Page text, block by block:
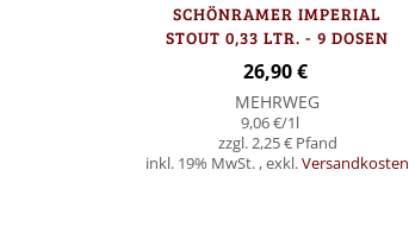
SCHÖNRAMER IMPERIAL
STOUT 0,33 LTR. - 9 DOSEN
26,90 €
MEHRWEG
9,06 €/1l
2,25 €
inkl. 19% MwSt. ,exkl.Versandkosten